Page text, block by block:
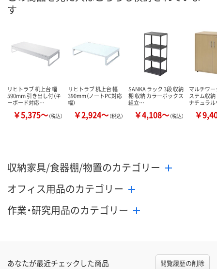
す
リヒトラブ 机上台 幅
590mm 引き出し付（キ
ーボード対応…
￥5,375～（税込）
リヒトラブ 机上台 幅
390mm（ノートPC対応
幅）
￥2,924～（税込）
SANKA ラック 3段 収納
棚 収納 カラーボックス
組立…
￥4,108～（税込）
マルチワ
ステム収
ナチュラ
￥
収納家具/食器棚/物置のカテゴリー
オフィス用品のカテゴリー
作業・研究用品のカテゴリー
あなたが最近チェックした商品 閲覧履歴の削除